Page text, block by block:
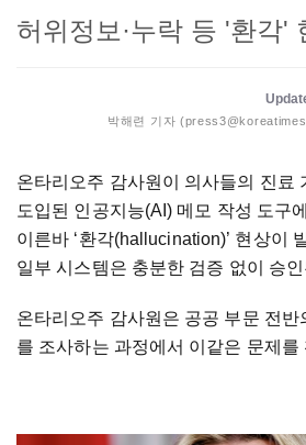
허위정보·누락 등 '환각'
박해련 기자
온타리오주 감사원이 의사들의 진료
도입된 인공지능(AI) 메모 작성 도구
이른바 ‘환각(hallucination)’ 현상이
일부 시스템은 충분한 검증 없이 승
온타리오주 감사원은 공공 부문 전반
를 조사하는 과정에서 이같은 문제를